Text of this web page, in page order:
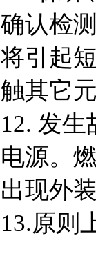
确认检
将引起
触其它
12. 发
电源。
出现外
13.原则